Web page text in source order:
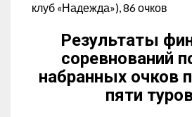
клуб «Надежда»), 86 очков
Результаты
соревнований
набранных очков
пяти